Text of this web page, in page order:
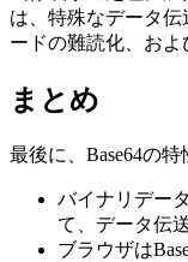
は、特殊なデータ
ードの難読化、およ
まとめ
最後に、Base64の特
バイナリデー
て、データ伝
ブラウザは